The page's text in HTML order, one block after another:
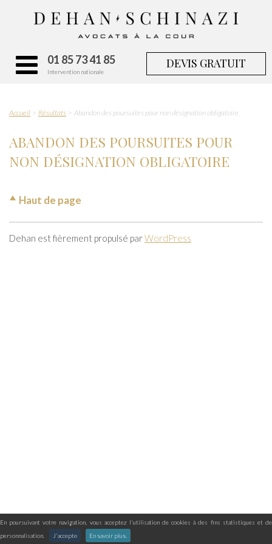
En poursuivant votre navigation, vous acceptez l'utilisation de cookies à des fins statistiques et de
personnalisation.
J'accepte En savoir plus.
01 85 73 41 85
Intervention nationale
DEVIS GRATUIT
Accueil Résultats Abandon des poursuites pour non désignation obligatoire
ABANDON DES POURSUITES POUR
NON DÉSIGNATION OBLIGATOIRE
Haut de page
Dehan est fièrement propulsé parWordPress